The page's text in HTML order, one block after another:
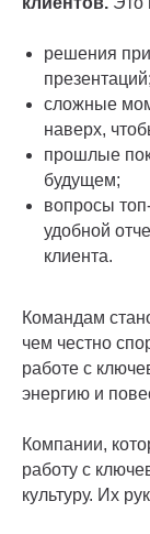
решения
презентаций;
сложные
наверх,
прошлые
будущем;
вопросы
удобной
клиента.
Командам
чем честно
работе с
энергию и
Компании,
работу с
культуру. Их